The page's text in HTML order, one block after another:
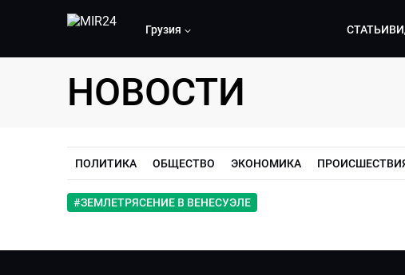
Грузия СТАТЬИ
НОВОСТИ
ПОЛИТИКА ОБЩЕСТВО ЭКОНОМИКА
#ЗЕМЛЕТРЯСЕНИЕ В ВЕНЕСУЭЛЕ